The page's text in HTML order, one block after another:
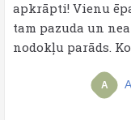
apkrāpti! Vienu
tam pazuda un
nodokļu parāds.
A